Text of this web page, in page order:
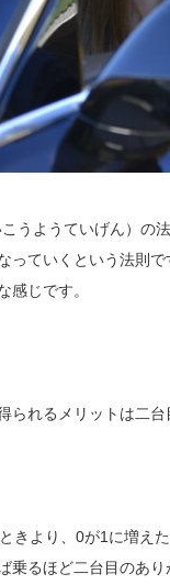
うようていげん）の
っていくという法則
感じです。
られるメリットは二
きより、0が1に増え
乗るほど二台目のあ